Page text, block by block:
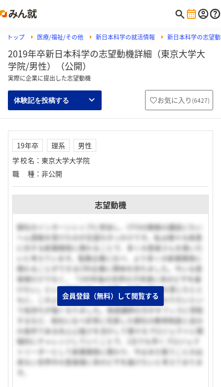
トップ 医療/福祉/その他 新日本科学の就活情報 新日本科学の志望
2019年卒新日本科学の志望動機詳細（東京大学大
学院/男性）（公開）
実際に企業に提出した志望動機
体験記を投稿する お気に入り (6427)
19年卒 理系
男性
学校名 ： 東京大学大学院
職種 ： 非公開
志望動機
御社のインターンシップに参加し、CFOの関様の講話にたい
へん感銘を受けたのが志望のきっかけです。私は様々な疾患
に対する新薬開発に携わることで、多くの患者さんを救いた
いと考えています。製薬企業に比べ、より多くの新薬開発に
携わることができるCR0企業に興味を持ちました。今いる患
者様だけでなく、「100年後の世界の子供達に命のビザを届
けたい」という関様の強いお言葉、熱意に魅力を感じたとと
もに、このような方の元で自分も新薬開発に携わりたいとい
う気持ちが強くなりました。英語講師の方がオフィスに常駐
するなど、他社に比べ非常に充実した御社の教育制度と自分
の長所である向上心強さを活かして様々なプロジェクトに積
極的にチャレンジしていくことで、1日でも早くプロジェク
トリーダーとして新薬開発に携わり、今はまだ救うことの出
来ない世界中の患者様に命のビザを届けたいと考えておりま
会員登録（無料）して閲覧する